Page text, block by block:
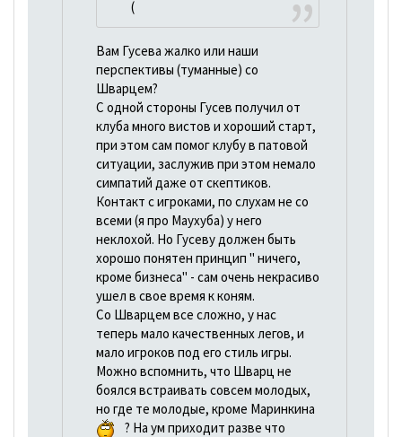
(
Вам Гусева жалко или наши
перспективы (туманные) со
Шварцем?
С одной стороны Гусев получил от
клуба много вистов и хороший старт,
при этом сам помог клубу в патовой
ситуации, заслужив при этом немало
симпатий даже от скептиков.
Контакт с игроками, по слухам не со
всеми (я про Маухуба) у него
неклохой. Но Гусеву должен быть
хорошо понятен принцип " ничего,
кроме бизнеса" - сам очень некрасиво
ушел в свое время к коням.
Со Шварцем все сложно, у нас
теперь мало качественных легов, и
мало игроков под его стиль игры.
Можно вспомнить, что Шварц не
боялся встраивать совсем молодых,
но где те молодые, кроме Маринкина
? На ум приходит разве что